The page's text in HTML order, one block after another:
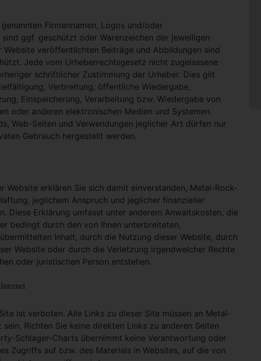
Firmennamen, Logos und/oder
ggf. geschützt oder Warenzeichen der jeweiligen
Website veröffentlichten Beiträge und Abbildungen sind
Jede vom Urheberrechtsgesetz nicht zugelassene
schriftlicher Zustimmung der Urheber. Dies gilt
Verbreitung, öffentliche Wiedergabe,
Einspeicherung, Verarbeitung bzw. Wiedergabe von
oder anderen elektronischen Medien und Systemen.
Web-Seiten und Verwendungen jeglicher Art dürfen nur
Gebrauch hergestellt werden.
Website erklären Sie sich damit einverstanden, Metal-Rock-
jeglichem Anspruch und jeglicher finanzieller
Diese Erklärung umfasst unter anderem Anwaltskosten, die
bedingt durch den von Ihnen unterbreiteten,
Inhalt, durch die Nutzung dieser Website, durch
Website oder durch die Verletzung irgendwelcher Rechte
oder juristischen Person entstehen.
ist verboten. Alle Links zu dieser Site müssen an Metal-
Richten Sie keine direkten Links zu anderen Seiten
Schlager-Charts übernimmt keine Verantwortung oder
Zugriffs auf bzw. des Materials in Websites, auf die von